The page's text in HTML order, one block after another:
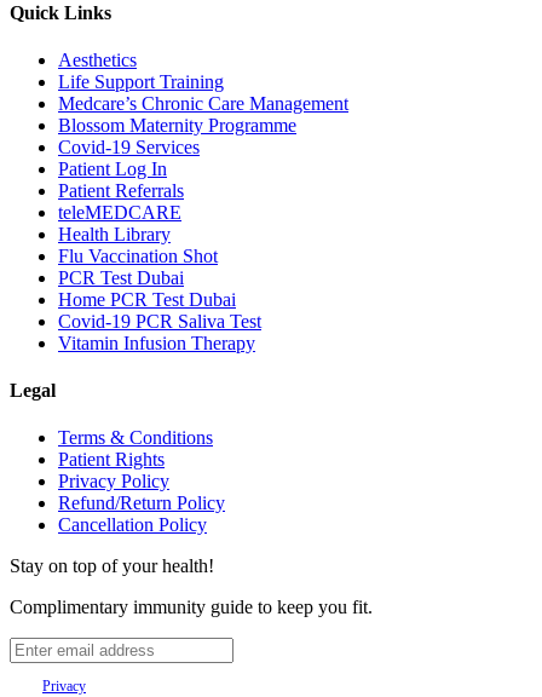
Quick Links
Aesthetics
Life Support Training
Medcare’s Chronic Care Management
Blossom Maternity Programme
Covid-19 Services
Patient Log In
Patient Referrals
teleMEDCARE
Health Library
Flu Vaccination Shot
PCR Test Dubai
Home PCR Test Dubai
Covid-19 PCR Saliva Test
Vitamin Infusion Therapy
Legal
Terms & Conditions
Patient Rights
Privacy Policy
Refund/Return Policy
Cancellation Policy
Stay on top of your health!
Complimentary immunity guide to keep you fit.
Privacy